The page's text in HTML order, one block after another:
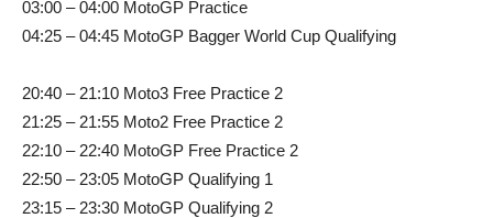
03:00 – 04:00 MotoGP Practice
04:25 – 04:45 MotoGP Bagger World Cup Qualifying
20:40 – 21:10 Moto3 Free Practice 2
21:25 – 21:55 Moto2 Free Practice 2
22:10 – 22:40 MotoGP Free Practice 2
22:50 – 23:05 MotoGP Qualifying 1
23:15 – 23:30 MotoGP Qualifying 2